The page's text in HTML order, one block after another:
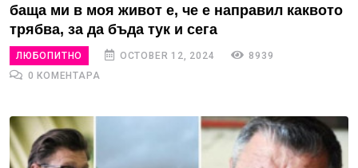
баща ми в моя живот е, че е направил каквото
трябва, за да бъда тук и сега
ЛЮБОПИТНО OCTOBER 12, 2024
8939
0 КОМЕНТАРА